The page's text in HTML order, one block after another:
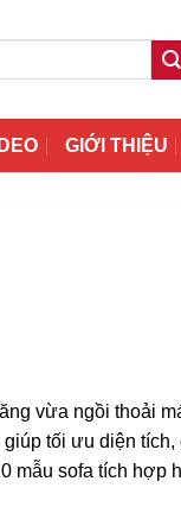
GIỚI THIỆU
vừa ngồi thoải
tối ưu diện
mẫu sofa tích hợp